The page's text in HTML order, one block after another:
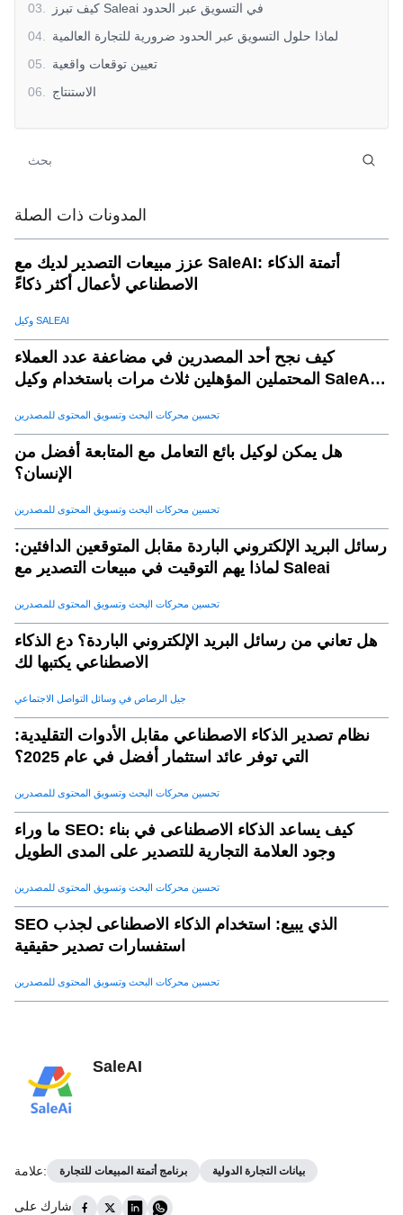
03
كيف تبرز Saleai في التسويق عبر الحدود
04
لماذا حلول التسويق عبر الحدود ضرورية للتجارة العالمية
05
تعيين توقعات واقعية
06
الاستنتاج
المدونات ذات الصلة
عزز مبيعات التصدير لديك مع SaleAI: أتمتة الذكاء
الاصطناعي لأعمال أكثر ذكاءً
وكيل SALEAI
كيف نجح أحد المصدرين في مضاعفة عدد العملاء
المحتملين المؤهلين ثلاث مرات باستخدام وكيل SaleAI
تحسين محركات البحث وتسويق المحتوى للمصدرين
هل يمكن لوكيل بائع التعامل مع المتابعة أفضل من
الإنسان؟
تحسين محركات البحث وتسويق المحتوى للمصدرين
رسائل البريد الإلكتروني الباردة مقابل المتوقعين الدافئين:
لماذا يهم التوقيت في مبيعات التصدير مع Saleai
تحسين محركات البحث وتسويق المحتوى للمصدرين
هل تعاني من رسائل البريد الإلكتروني الباردة؟ دع الذكاء
الاصطناعي يكتبها لك
جيل الرصاص في وسائل التواصل الاجتماعي
نظام تصدير الذكاء الاصطناعي مقابل الأدوات التقليدية:
التي توفر عائد استثمار أفضل في عام 2025؟
تحسين محركات البحث وتسويق المحتوى للمصدرين
ما وراء SEO: كيف يساعد الذكاء الاصطناعى في بناء
وجود العلامة التجارية للتصدير على المدى الطويل
تحسين محركات البحث وتسويق المحتوى للمصدرين
SEO الذي يبيع: استخدام الذكاء الاصطناعى لجذب
استفسارات تصدير حقيقية
تحسين محركات البحث وتسويق المحتوى للمصدرين
SaleAI
علامة: برنامج أتمتة المبيعات للتجارة بيانات التجارة الدولية
شارك على